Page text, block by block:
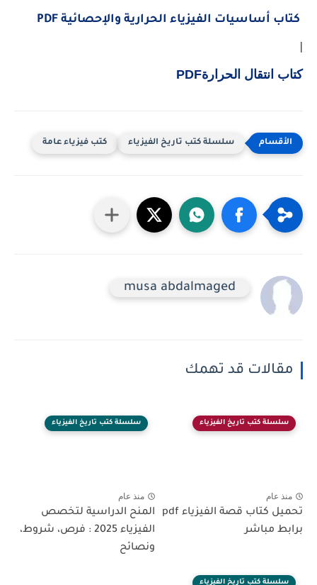
كتاب أساسيات الفيزياء الحرارية والإحصائية PDF
|
كتاب انتقال الحرارةPDF
سلسلة كتب تاريخ الفيزياء كتب فيزياء عامة
musa abdalmaged
مقالات قد تهمك
سلسلة كتب تاريخ الفيزياء
منذ عام
تحميل كتاب قصة الفيزياء pdf
برابط مباشر
سلسلة كتب تاريخ الفيزياء
منذ عام
المنح الدراسية لتخصص
الفيزياء 2025 : فرص، شروط،
ونصائح
سلسلة كتب تاريخ الفيزياء